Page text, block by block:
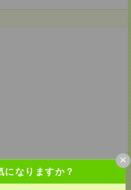
になりますか？
×